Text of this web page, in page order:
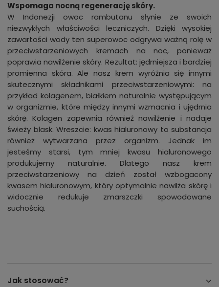
Wspomaga nocną regenerację skóry.
W Indonezji owoc rambutanu słynie ze swoich
niezwykłych właściwości leczniczych. Dzięki wysokiej
zawartości wody ten superowoc odgrywa ważną rolę w
przeciwstarzeniowych kremach na noc, ponieważ
poprawia nawilżenie skóry. Rezultat: jędrniejsza i bardziej
promienna skóra. Ale nasz krem wyróżnia się innymi
skutecznymi składnikami przeciwstarzeniowymi: na
przykład kolagenem, białkiem naturalnie występującym
w organizmie, które między innymi wzmacnia i ujędrnia
skórę. Kolagen zapewnia również nawilżenie i nadaje
świeży blask. Wreszcie: kwas hialuronowy to substancja
również wytwarzana przez organizm. Jednak im
jesteśmy starsi, tym mniej kwasu hialuronowego
produkujemy naturalnie. Dlatego nasz krem
przeciwstarzeniowy na dzień został wzbogacony
kwasem hialuronowym, który optymalnie nawilża skórę i
widocznie redukuje zmarszczki spowodowane
suchością.
Jak stosować?